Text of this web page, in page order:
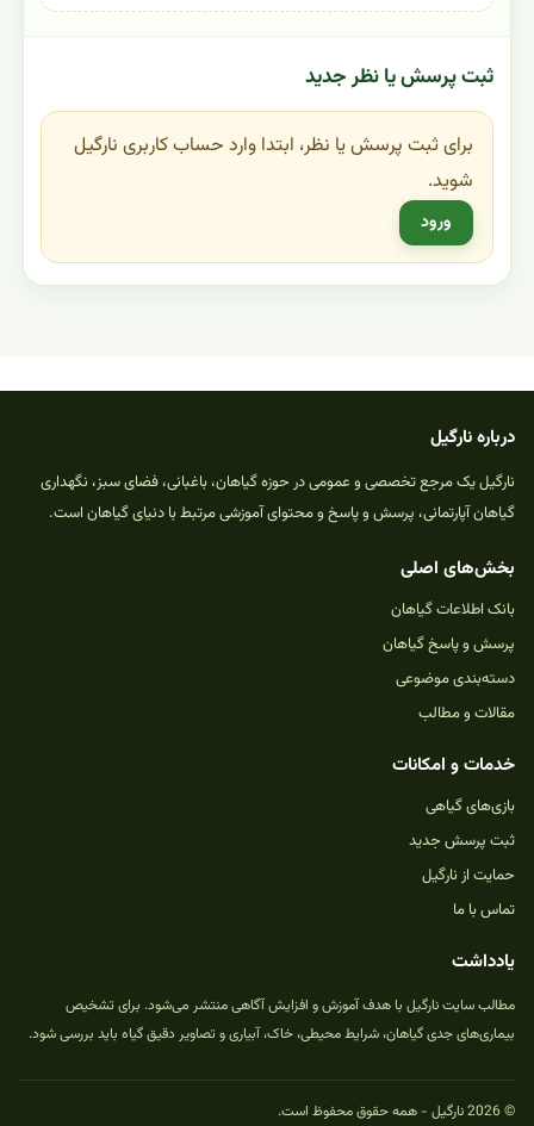
ثبت پرسش یا نظر جدید
برای ثبت پرسش یا نظر، ابتدا وارد حساب کاربری نارگیل
شوید.
ورود
درباره نارگیل
نارگیل یک مرجع تخصصی و عمومی در حوزه گیاهان، باغبانی، فضای سبز، نگهداری
گیاهان آپارتمانی، پرسش و پاسخ و محتوای آموزشی مرتبط با دنیای گیاهان است.
بخش‌های اصلی
بانک اطلاعات گیاهان
پرسش و پاسخ گیاهان
دسته‌بندی موضوعی
مقالات و مطالب
خدمات و امکانات
بازی‌های گیاهی
ثبت پرسش جدید
حمایت از نارگیل
تماس با ما
یادداشت
مطالب سایت نارگیل با هدف آموزش و افزایش آگاهی منتشر می‌شود. برای تشخیص
بیماری‌های جدی گیاهان، شرایط محیطی، خاک، آبیاری و تصاویر دقیق گیاه باید بررسی شود.
© 2026 نارگیل - همه حقوق محفوظ است.